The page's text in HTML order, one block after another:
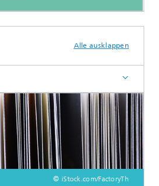
Alle ausklappen
© iStock.com/FactoryTh